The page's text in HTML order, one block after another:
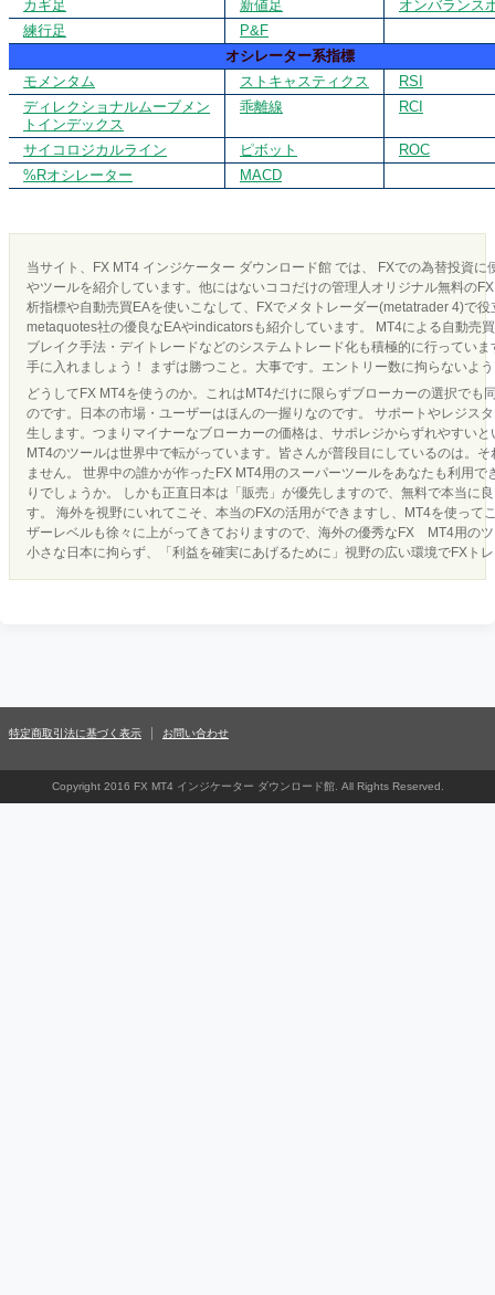
カギ足 新値足
オンバランス
練行足
P&F
オシレーター系指標
モメンタム
ストキャスティクス
RSI
ディレクショナルムーブメン
トインデックス
乖離線 RCI
サイコロジカルライン ピボット
ROC
%Rオシレーター
MACD
当サイト、FX MT4 インジケーター ダウンロード館 では、 FXでの為替投資
やツールを紹介しています。他にはないココだけの管理人オリジナル無料の
析指標や自動売買EAを使いこなして、FXでメタトレーダー(metatrader 4)で
metaquotes社の優良なEAやindicatorsも紹介しています。 MT4による自動売
ブレイク手法・デイトレードなどのシステムトレード化も積極的に行ってい
手に入れましょう！ まずは勝つこと。大事です。エントリー数に拘らないよ
どうしてFX MT4を使うのか。これはMT4だけに限らずブローカーの選択でも
のです。日本の市場・ユーザーはほんの一握りなのです。 サポートやレジス
生します。つまりマイナーなブローカーの価格は、サポレジからずれやすい
MT4のツールは世界中で転がっています。皆さんが普段目にしているのは。
ません。 世界中の誰かが作ったFX MT4用のスーパーツールをあなたも利用
りでしょうか。 しかも正直日本は「販売」が優先しますので、無料で本当に
す。 海外を視野にいれてこそ、本当のFXの活用ができますし、MT4を使って
ザーレベルも徐々に上がってきておりますので、海外の優秀なFX MT4用の
小さな日本に拘らず、「利益を確実にあげるために」視野の広い環境でFXト
特定商取引法に基づく表示 お問い合わせ
Copyright 2016 FX MT4 インジケーター ダウンロード館. All Rights Reserved.